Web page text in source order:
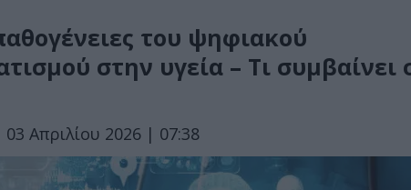
του ψηφιακού
στην υγεία – Tι συμβαίνει
03 Απριλίου 2026 | 07:38